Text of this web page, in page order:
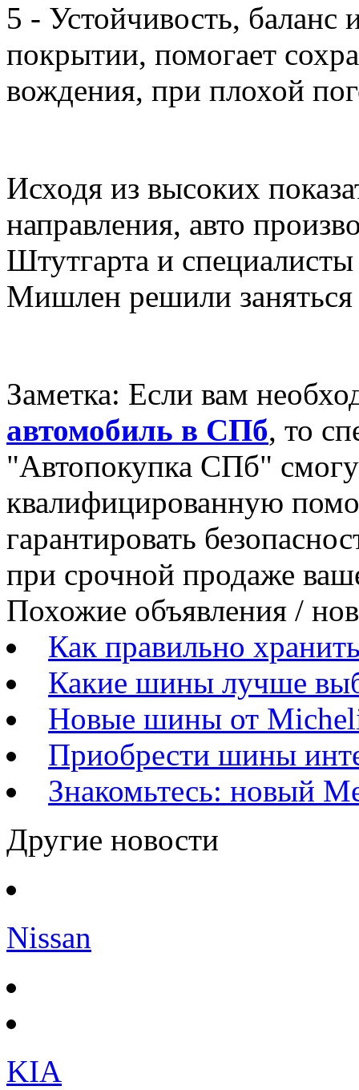
5 - Устойчивость, баланс
покрытии, помогает
вождения, при плохой
Исходя из высоких
направления, авто
Штутгарта и
Мишлен решили
Заметка: Если вам
автомобиль в СПб, то
"Автопокупка СПб"
квалифицированную
гарантировать
при срочной продаже
Похожие объявления /
Как правильно
Какие шины лучше
Новые шины от
Приобрести шины
Знакомьтесь: новый
Другие новости
Nissan
KIA